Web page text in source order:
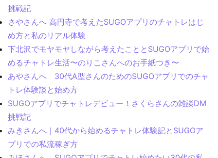
挑戦記
さやさんへ 高円寺で考えたSUGOアプリのチャトレはじ
め方と私のリアル体験
下北沢でモヤモヤしながら考えたこととSUGOアプリで始
めるチャトレ生活〜のりこさんへのお手紙つき〜
あやさんへ 30代A型さんのためのSUGOアプリでのチャ
トレ体験談と始め方
SUGOアプリでチャトレデビュー！さくらさんの雑談DM
挑戦記
みきさんへ｜40代から始めるチャトレ体験記とSUGOア
プリでの私流稼ぎ方